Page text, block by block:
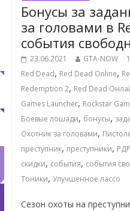
Бонусы за
за головами в
события
23.06.2021 GTA-NOW
Red Dead, Red Dead Online,
Redemption 2, Red Dead
Games Launcher, Rockstar
Боевые лошади, бонусы,
Охотник за головами,
преступник, преступники, РДР
скидки, события, события
Тоники, Улучшенное лассо
Сезон охоты на